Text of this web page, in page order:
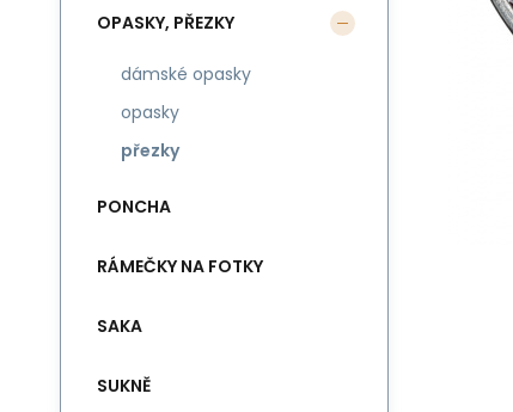
OPASKY, PŘEZKY
dámské opasky
opasky
přezky
PONCHA
RÁMEČKY NA FOTKY
SAKA
SUKNĚ